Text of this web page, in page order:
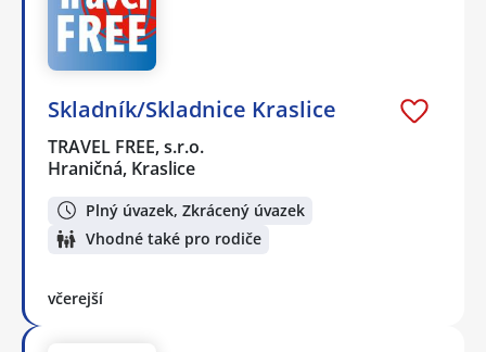
Skladník/Skladnice Kraslice
TRAVEL FREE, s.r.o.
Hraničná, Kraslice
Plný úvazek, Zkrácený úvazek
Vhodné také pro rodiče
včerejší